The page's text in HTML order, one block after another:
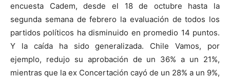
encuesta Cadem, desde el 18 de octubre hasta la
segunda semana de febrero la evaluación de todos los
partidos políticos ha disminuido en promedio 14 puntos.
Y la caída ha sido generalizada. Chile Vamos, por
ejemplo, redujo su aprobación de un 36% a un 21%,
mientras que la ex Concertación cayó de un 28% a un 9%,